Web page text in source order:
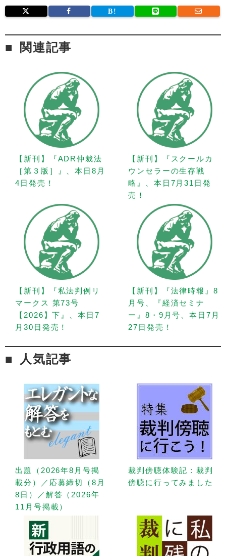
関連記事
【新刊】『ADR仲裁法
［第３版］』、本日8月
4日発売！
【新刊】『スクールカ
ウンセラーの生存戦
略』、本日7月31日発
売！
【新刊】『私法判例リ
マークス 第73号
【2026】下』、本日7
月30日発売！
【新刊】『法律時報』8
月号、『経済セミナ
ー』8・9月号、本日7月
27日発売！
人気記事
出題（2026年8月号掲
載分）／応募締切（8月
8日）／解答（2026年
11月号掲載）
裁判傍聴体験記：裁判
傍聴に行ってみました